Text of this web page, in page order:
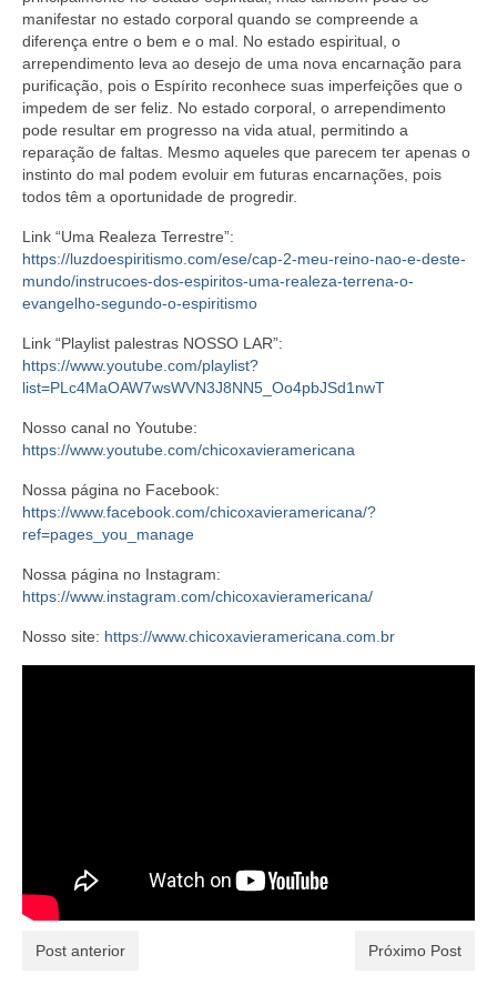
manifestar no estado corporal quando se compreende a
diferença entre o bem e o mal. No estado espiritual, o
arrependimento leva ao desejo de uma nova encarnação para
purificação, pois o Espírito reconhece suas imperfeições que o
impedem de ser feliz. No estado corporal, o arrependimento
pode resultar em progresso na vida atual, permitindo a
reparação de faltas. Mesmo aqueles que parecem ter apenas o
instinto do mal podem evoluir em futuras encarnações, pois
todos têm a oportunidade de progredir.
Link “Uma Realeza Terrestre”:
https://luzdoespiritismo.com/ese/cap-2-meu-reino-nao-e-deste-
mundo/instrucoes-dos-espiritos-uma-realeza-terrena-o-
evangelho-segundo-o-espiritismo
Link “Playlist palestras NOSSO LAR”:
https://www.youtube.com/playlist?
list=PLc4MaOAW7wsWVN3J8NN5_Oo4pbJSd1nwT
Nosso canal no Youtube:
https://www.youtube.com/chicoxavieramericana
Nossa página no Facebook:
https://www.facebook.com/chicoxavieramericana/?
ref=pages_you_manage
Nossa página no Instagram:
https://www.instagram.com/chicoxavieramericana/
Nosso site: https://www.chicoxavieramericana.com.br
Post anterior Próximo Post